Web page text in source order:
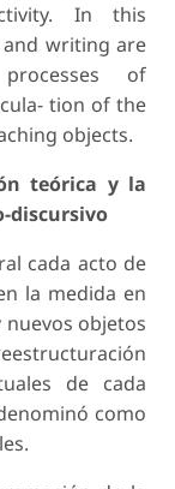
In this
writing are
of
tion of the
objects.
teórica y la
discursivo
cada acto de
la medida en
nuevos objetos
de cada
como